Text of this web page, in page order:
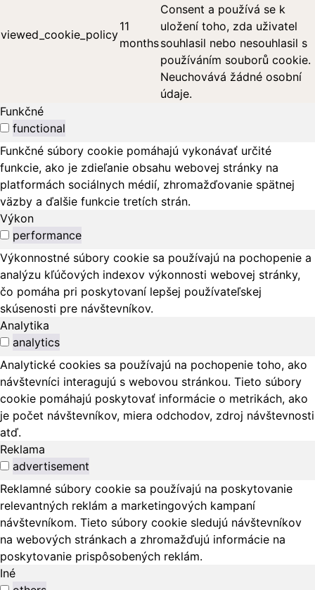
viewed_cookie_policy
11
months
Consent a používá se k
uložení toho, zda uživatel
souhlasil nebo nesouhlasil s
používáním souborů cookie.
Neuchovává žádné osobní
údaje.
Funkčné
functional
Funkčné súbory cookie pomáhajú vykonávať určité
funkcie, ako je zdieľanie obsahu webovej stránky na
platformách sociálnych médií, zhromažďovanie spätnej
väzby a ďalšie funkcie tretích strán.
Výkon
performance
Výkonnostné súbory cookie sa používajú na pochopenie a
analýzu kľúčových indexov výkonnosti webovej stránky,
čo pomáha pri poskytovaní lepšej používateľskej
skúsenosti pre návštevníkov.
Analytika
analytics
Analytické cookies sa používajú na pochopenie toho, ako
návštevníci interagujú s webovou stránkou. Tieto súbory
cookie pomáhajú poskytovať informácie o metrikách, ako
je počet návštevníkov, miera odchodov, zdroj návštevnosti
atď.
Reklama
advertisement
Reklamné súbory cookie sa používajú na poskytovanie
relevantných reklám a marketingových kampaní
návštevníkom. Tieto súbory cookie sledujú návštevníkov
na webových stránkach a zhromažďujú informácie na
poskytovanie prispôsobených reklám.
Iné